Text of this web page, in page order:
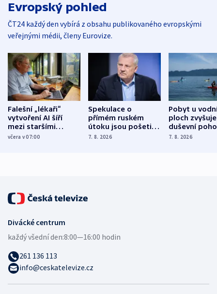
Evropský pohled
ČT24 každý den vybírá z obsahu publikovaného evropskými
veřejnými médii, členy Eurovize.
Falešní „lékaři“
vytvoření AI šíří
mezi staršími
Poláky nebezpečné
včera v 07:00
Spekulace o
přímém ruském
útoku jsou pošetilé,
míní estonský
7. 8. 2026
Pobyt u
ploch zvyšuje
duševní
ukázala
7. 8. 2026
Divácké centrum
každý všední den:8:00—16:00 hodin
261 136 113
info@ceskatelevize.cz